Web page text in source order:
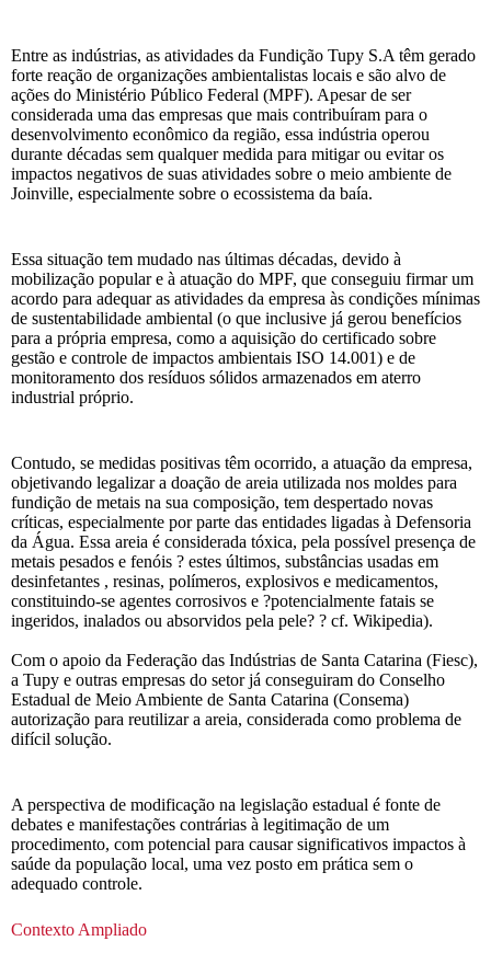
Entre as indústrias, as atividades da Fundição Tupy S.A têm gerado
forte reação de organizações ambientalistas locais e são alvo de
ações do Ministério Público Federal (MPF). Apesar de ser
considerada uma das empresas que mais contribuíram para o
desenvolvimento econômico da região, essa indústria operou
durante décadas sem qualquer medida para mitigar ou evitar os
impactos negativos de suas atividades sobre o meio ambiente de
Joinville, especialmente sobre o ecossistema da baía.
Essa situação tem mudado nas últimas décadas, devido à
mobilização popular e à atuação do MPF, que conseguiu firmar um
acordo para adequar as atividades da empresa às condições mínimas
de sustentabilidade ambiental (o que inclusive já gerou benefícios
para a própria empresa, como a aquisição do certificado sobre
gestão e controle de impactos ambientais ISO 14.001) e de
monitoramento dos resíduos sólidos armazenados em aterro
industrial próprio.
Contudo, se medidas positivas têm ocorrido, a atuação da empresa,
objetivando legalizar a doação de areia utilizada nos moldes para
fundição de metais na sua composição, tem despertado novas
críticas, especialmente por parte das entidades ligadas à Defensoria
da Água. Essa areia é considerada tóxica, pela possível presença de
metais pesados e fenóis ? estes últimos, substâncias usadas em
desinfetantes , resinas, polímeros, explosivos e medicamentos,
constituindo-se agentes corrosivos e ?potencialmente fatais se
ingeridos, inalados ou absorvidos pela pele? ? cf. Wikipedia).
Com o apoio da Federação das Indústrias de Santa Catarina (Fiesc),
a Tupy e outras empresas do setor já conseguiram do Conselho
Estadual de Meio Ambiente de Santa Catarina (Consema)
autorização para reutilizar a areia, considerada como problema de
difícil solução.
A perspectiva de modificação na legislação estadual é fonte de
debates e manifestações contrárias à legitimação de um
procedimento, com potencial para causar significativos impactos à
saúde da população local, uma vez posto em prática sem o
adequado controle.
Contexto Ampliado